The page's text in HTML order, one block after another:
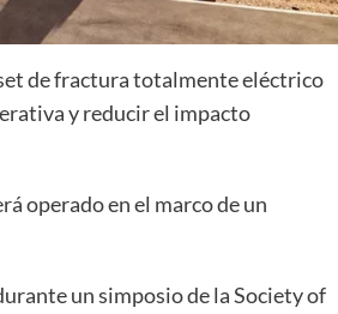
de fractura totalmente eléctrico
y reducir el impacto
operado en el marco de un
un simposio de la Society of